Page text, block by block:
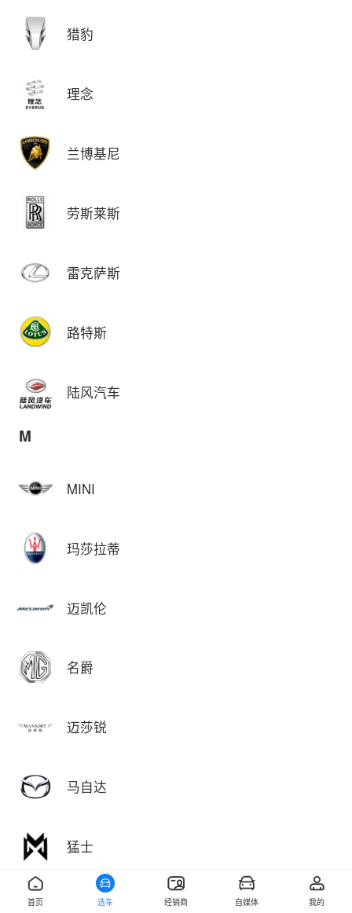
猎豹
理念
兰博基尼
劳斯莱斯
雷克萨斯
路特斯
陆风汽车
M
MINI
玛莎拉蒂
迈凯伦
名爵
迈莎锐
马自达
猛士
首页 选车 经销商 自媒体 我的